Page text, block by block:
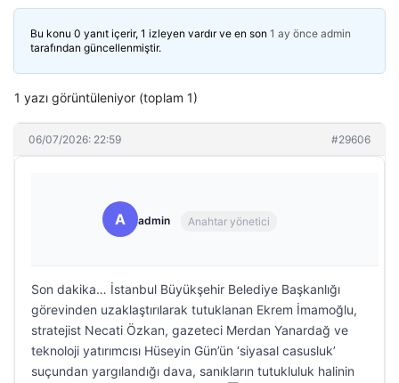
Bu konu 0 yanıt içerir, 1 izleyen vardır ve en son 1 ay önce admin
tarafından güncellenmiştir.
1 yazı görüntüleniyor (toplam 1)
06/07/2026: 22:59 #29606
A admin Anahtar yönetici
Son dakika… İstanbul Büyükşehir Belediye Başkanlığı
görevinden uzaklaştırılarak tutuklanan Ekrem İmamoğlu,
stratejist Necati Özkan, gazeteci Merdan Yanardağ ve
teknoloji yatırımcısı Hüseyin Gün’ün ‘siyasal casusluk’
suçundan yargılandığı dava, sanıkların tutukluluk halinin